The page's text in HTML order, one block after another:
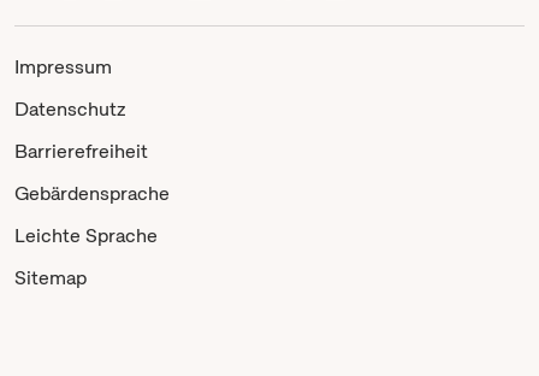
Impressum
Datenschutz
Barrierefreiheit
Gebärdensprache
Leichte Sprache
Sitemap